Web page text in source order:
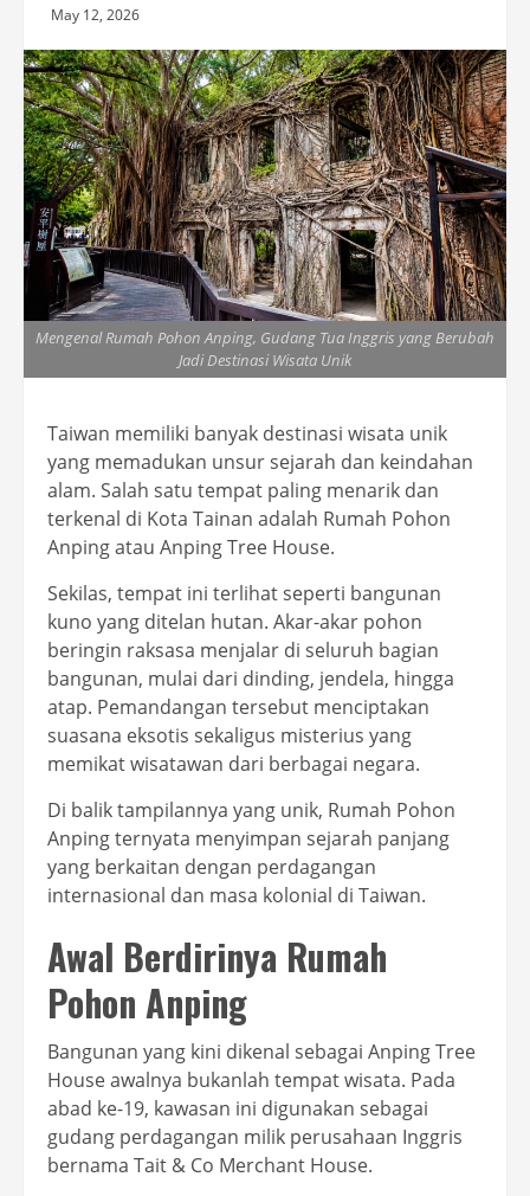
May 12, 2026
Mengenal Rumah Pohon Anping, Gudang Tua Inggris yang Berubah
Jadi Destinasi Wisata Unik
Taiwan memiliki banyak destinasi wisata unik
yang memadukan unsur sejarah dan keindahan
alam. Salah satu tempat paling menarik dan
terkenal di Kota Tainan adalah Rumah Pohon
Anping atau Anping Tree House.
Sekilas, tempat ini terlihat seperti bangunan
kuno yang ditelan hutan. Akar-akar pohon
beringin raksasa menjalar di seluruh bagian
bangunan, mulai dari dinding, jendela, hingga
atap. Pemandangan tersebut menciptakan
suasana eksotis sekaligus misterius yang
memikat wisatawan dari berbagai negara.
Di balik tampilannya yang unik, Rumah Pohon
Anping ternyata menyimpan sejarah panjang
yang berkaitan dengan perdagangan
internasional dan masa kolonial di Taiwan.
Awal Berdirinya Rumah
Pohon Anping
Bangunan yang kini dikenal sebagai Anping Tree
House awalnya bukanlah tempat wisata. Pada
abad ke-19, kawasan ini digunakan sebagai
gudang perdagangan milik perusahaan Inggris
bernama Tait & Co Merchant House.